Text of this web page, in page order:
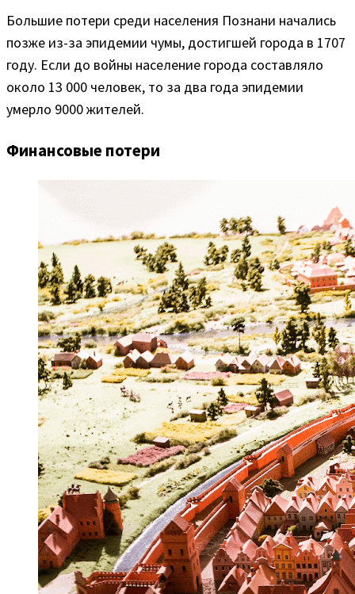
Большие потери среди населения Познани начались
позже из-за эпидемии чумы, достигшей города в 1707
году. Если до войны население города составляло
около 13 000 человек, то за два года эпидемии
умерло 9000 жителей.
Финансовые потери